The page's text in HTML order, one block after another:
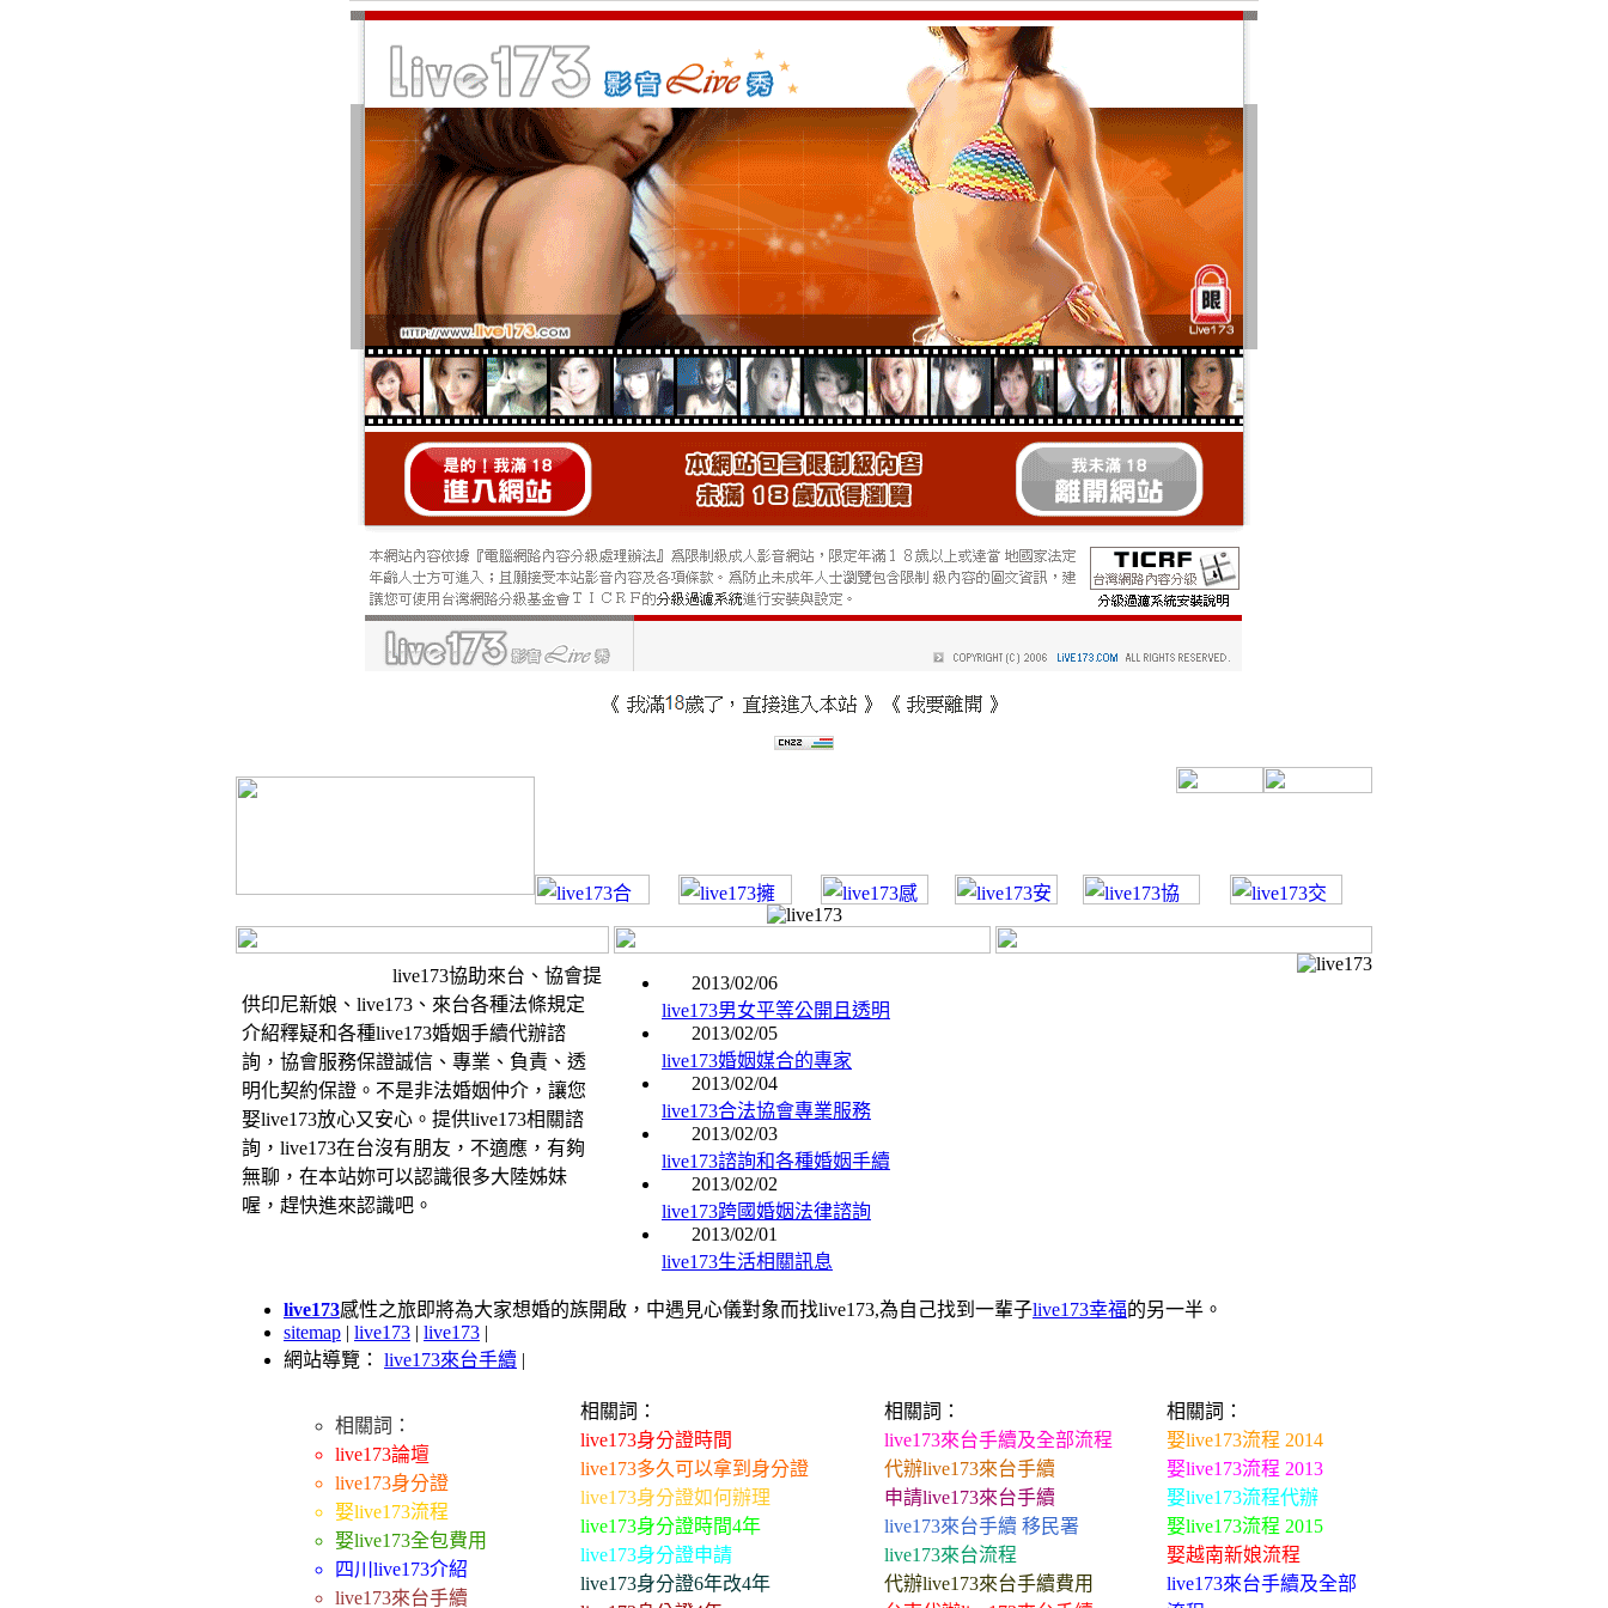
live173協助來台、協會提
供印尼新娘、live173、來台各種法條規定
介紹釋疑和各種live173婚姻手續代辦諮
詢，協會服務保證誠信、專業、負責、透
明化契約保證。不是非法婚姻仲介，讓您
娶live173放心又安心。提供live173相關諮
詢，live173在台沒有朋友，不適應，有夠
無聊，在本站妳可以認識很多大陸姊妹
喔，趕快進來認識吧。
2013/02/06
live173男女平等公開且透明
2013/02/05
live173婚姻媒合的專家
2013/02/04
live173合法協會專業服務
2013/02/03
live173諮詢和各種婚姻手續
2013/02/02
live173跨國婚姻法律諮詢
2013/02/01
live173生活相關訊息
live173感性之旅即將為大家想婚的族開啟，中遇見心儀對象而找live173,為自己找到一輩子live173幸福的另一半。
sitemap | live173 | live173 |
網站導覽： live173來台手續 |
相關詞：
live173論壇
live173身分證
娶live173流程
娶live173全包費用
四川live173介紹
live173來台手續
相關詞：
live173身分證時間
live173多久可以拿到身分證
live173身分證如何辦理
live173身分證時間4年
live173身分證申請
live173身分證6年改4年
相關詞：
live173來台手續及全部流程
代辦live173來台手續
申請live173來台手續
live173來台手續 移民署
live173來台流程
代辦live173來台手續費用
相關詞：
娶live173流程 2014
娶live173流程 2013
娶live173流程代辦
娶live173流程 2015
娶越南新娘流程
live173來台手續及全部